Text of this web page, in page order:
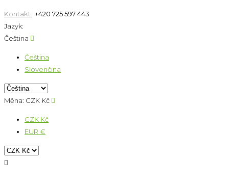
Kontakt: +420 725 597 443
Jazyk:
Čeština 
Čeština
Slovenčina
Měna: CZK Kč 
CZK Kč
EUR €
